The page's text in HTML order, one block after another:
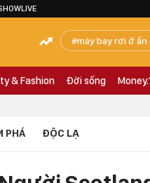
máy bay rơi ở ấn
& Fashion Đời sống
PHÁ ĐỘC LẠ